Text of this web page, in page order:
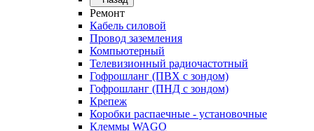
Ремонт
Кабель силовой
Провод заземления
Компьютерный
Телевизионный радиочастотный
Гофрошланг (ПВХ с зондом)
Гофрошланг (ПНД с зондом)
Крепеж
Коробки распаечные - установочные
Клеммы WAGO